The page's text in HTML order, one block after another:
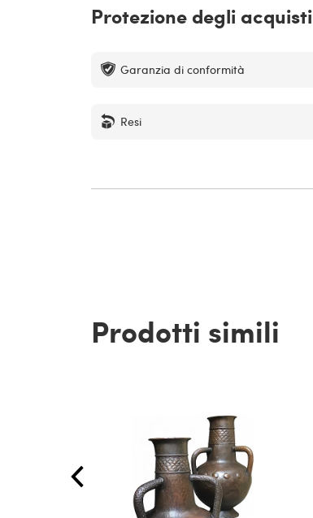
Protezione degli acquisti
Garanzia di conformità
Resi
Prodotti simili